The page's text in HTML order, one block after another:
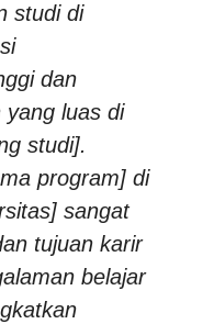
studi di
dan
yang luas di
studi].
program] di
sangat
tujuan karir
belajar